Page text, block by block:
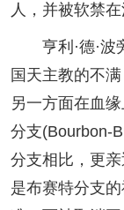
人，并被软禁
亨利·德·波
国天主教的不
另一方面在血
分支(Bourbon-
分支相比，更
是布赛特分支